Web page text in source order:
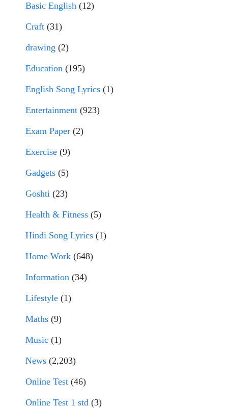
Basic English (12)
Craft (31)
drawing (2)
Education (195)
English Song Lyrics (1)
Entertainment (923)
Exam Paper (2)
Exercise (9)
Gadgets (5)
Goshti (23)
Health & Fitness (5)
Hindi Song Lyrics (1)
Home Work (648)
Information (34)
Lifestyle (1)
Maths (9)
Music (1)
News (2,203)
Online Test (46)
Online Test 1 std (3)